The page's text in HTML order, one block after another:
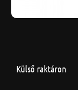
Külső raktáron